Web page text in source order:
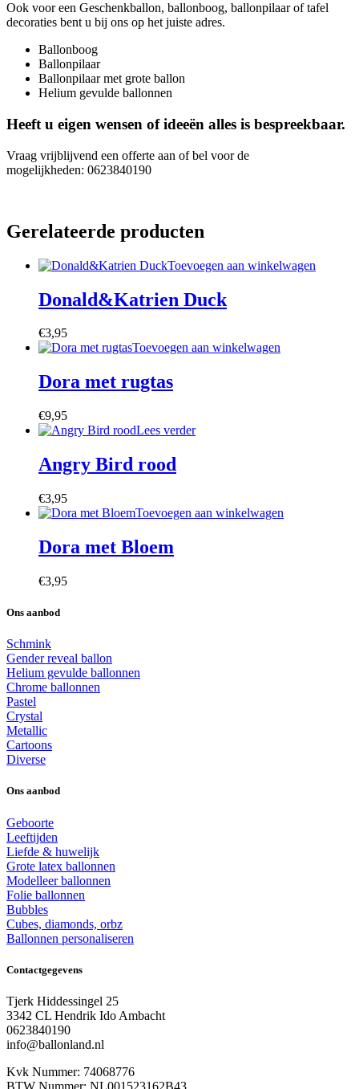
Ook voor een Geschenkballon, ballonboog, ballonpilaar of tafel
decoraties bent u bij ons op het juiste adres.
Ballonboog
Ballonpilaar
Ballonpilaar met grote ballon
Helium gevulde ballonnen
Heeft u eigen wensen of ideeën alles is bespreekbaar.
Vraag vrijblijvend een offerte aan of bel voor de
mogelijkheden: 0623840190
Gerelateerde producten
Toevoegen aan winkelwagen
Donald&Katrien Duck
€3,95
Toevoegen aan winkelwagen
Dora met rugtas
€9,95
Lees verder
Angry Bird rood
€3,95
Toevoegen aan winkelwagen
Dora met Bloem
€3,95
Ons aanbod
Schmink
Gender reveal ballon
Helium gevulde ballonnen
Chrome ballonnen
Pastel
Crystal
Metallic
Cartoons
Diverse
Ons aanbod
Geboorte
Leeftijden
Liefde & huwelijk
Grote latex ballonnen
Modelleer ballonnen
Folie ballonnen
Bubbles
Cubes, diamonds, orbz
Ballonnen personaliseren
Contactgegevens
Tjerk Hiddessingel 25
3342 CL Hendrik Ido Ambacht
0623840190
info@ballonland.nl
Kvk Nummer: 74068776
BTW Nummer: NL001523162B43